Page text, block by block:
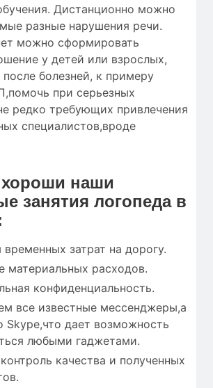
Дистанционно можно
разные нарушения речи.
можно сформировать
у детей или взрослых,
после болезней, к примеру
при серьезных
редко требующих привлечения
специалистов,вроде
наши
занятия логопеда в
затрат на дорогу.
материальных расходов.
конфиденциальность.
все известные мессенджеры,а
Skype,что дает возможность
любыми гаджетами.
качества и полученных